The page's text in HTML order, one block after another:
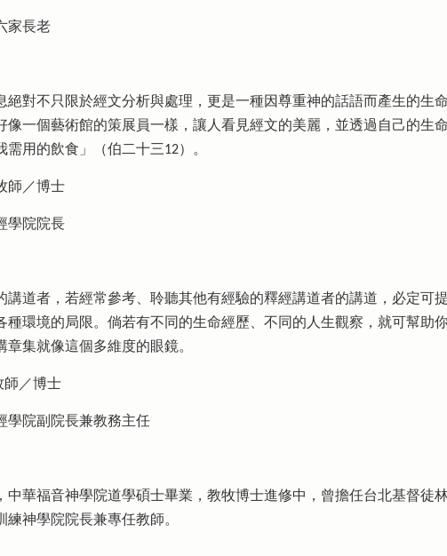
家長老
絕對不只限於經文分析與處理，更是一種因尊重神的話語而產生的生
像一個藝術館的策展員一樣，讓人看見經文的美麗，並透過自己的生
需用的飲食」（伯二十三12）。
師／博士
學院院長
講道者，若經常參考、聆聽其他有經驗的釋經講道者的講道，必定可
種環境的局限。倘若有不同的生命經歷、不同的人生觀察，就可幫助
章集就像這個多維度的眼鏡。
／博士
學院副院長兼教務主任
中華福音神學院道學碩士畢業，教牧博士進修中，曾擔任台北基督徒
練神學院院長兼專任教師。